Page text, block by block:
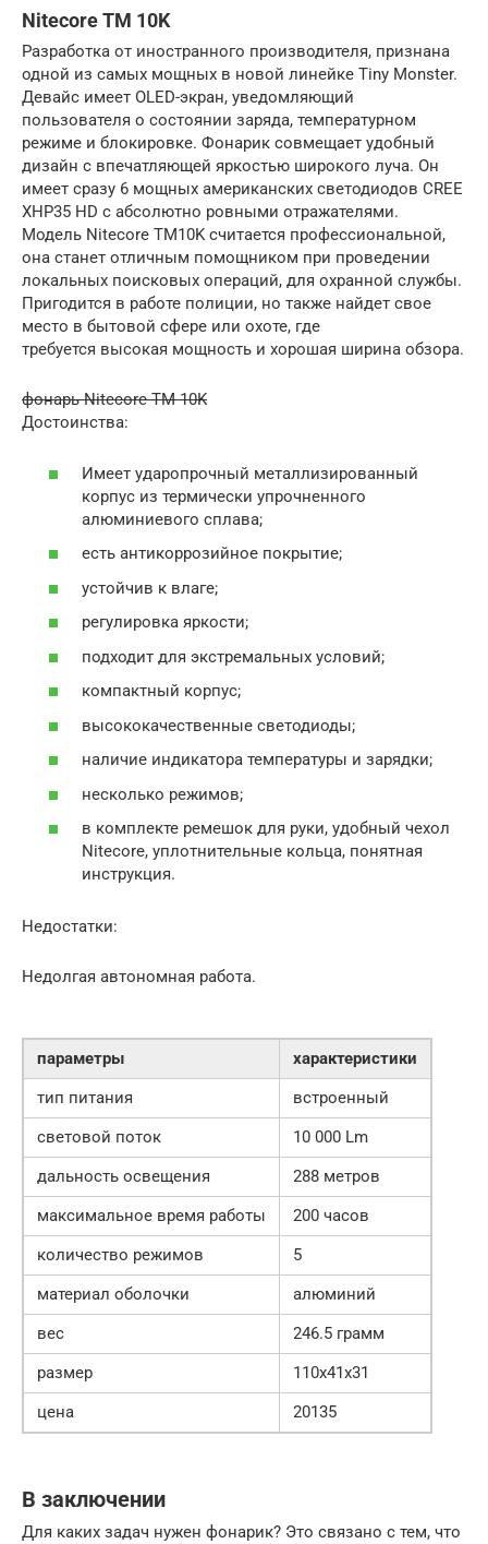
Nitecore TM 10K
Разработка от иностранного производителя, признана
одной из самых мощных в новой линейке Tiny Monster.
Девайс имеет OLED-экран, уведомляющий
пользователя о состоянии заряда, температурном
режиме и блокировке. Фонарик совмещает удобный
дизайн с впечатляющей яркостью широкого луча. Он
имеет сразу 6 мощных американских светодиодов CREE
XHP35 HD с абсолютно ровными отражателями.
Модель Nitecore TM10K считается профессиональной,
она станет отличным помощником при проведении
локальных поисковых операций, для охранной службы.
Пригодится в работе полиции, но также найдет свое
место в бытовой сфере или охоте, где
требуется высокая мощность и хорошая ширина обзора.
фонарь Nitecore TM 10K
Достоинства:
Имеет ударопрочный металлизированный
корпус из термически упрочненного
алюминиевого сплава;
есть антикоррозийное покрытие;
устойчив к влаге;
регулировка яркости;
подходит для экстремальных условий;
компактный корпус;
высококачественные светодиоды;
наличие индикатора температуры и зарядки;
несколько режимов;
в комплекте ремешок для руки, удобный чехол
Nitecore, уплотнительные кольца, понятная
инструкция.
Недостатки:
Недолгая автономная работа.
параметры
характеристики
тип питания
встроенный
световой поток
10 000 Lm
дальность освещения
288 метров
максимальное время работы
200 часов
количество режимов
5
материал оболочки
алюминий
вес
246.5 грамм
размер
110x41x31
цена
20135
В заключении
Для каких задач нужен фонарик? Это связано с тем, что